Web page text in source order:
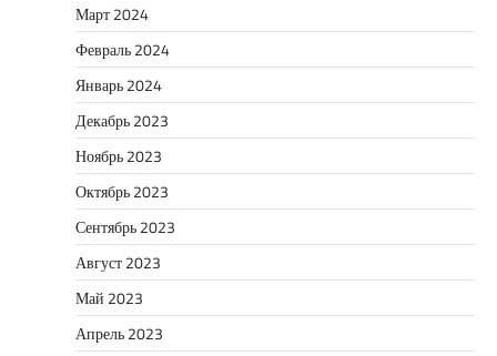
Март 2024
Февраль 2024
Январь 2024
Декабрь 2023
Ноябрь 2023
Октябрь 2023
Сентябрь 2023
Август 2023
Май 2023
Апрель 2023